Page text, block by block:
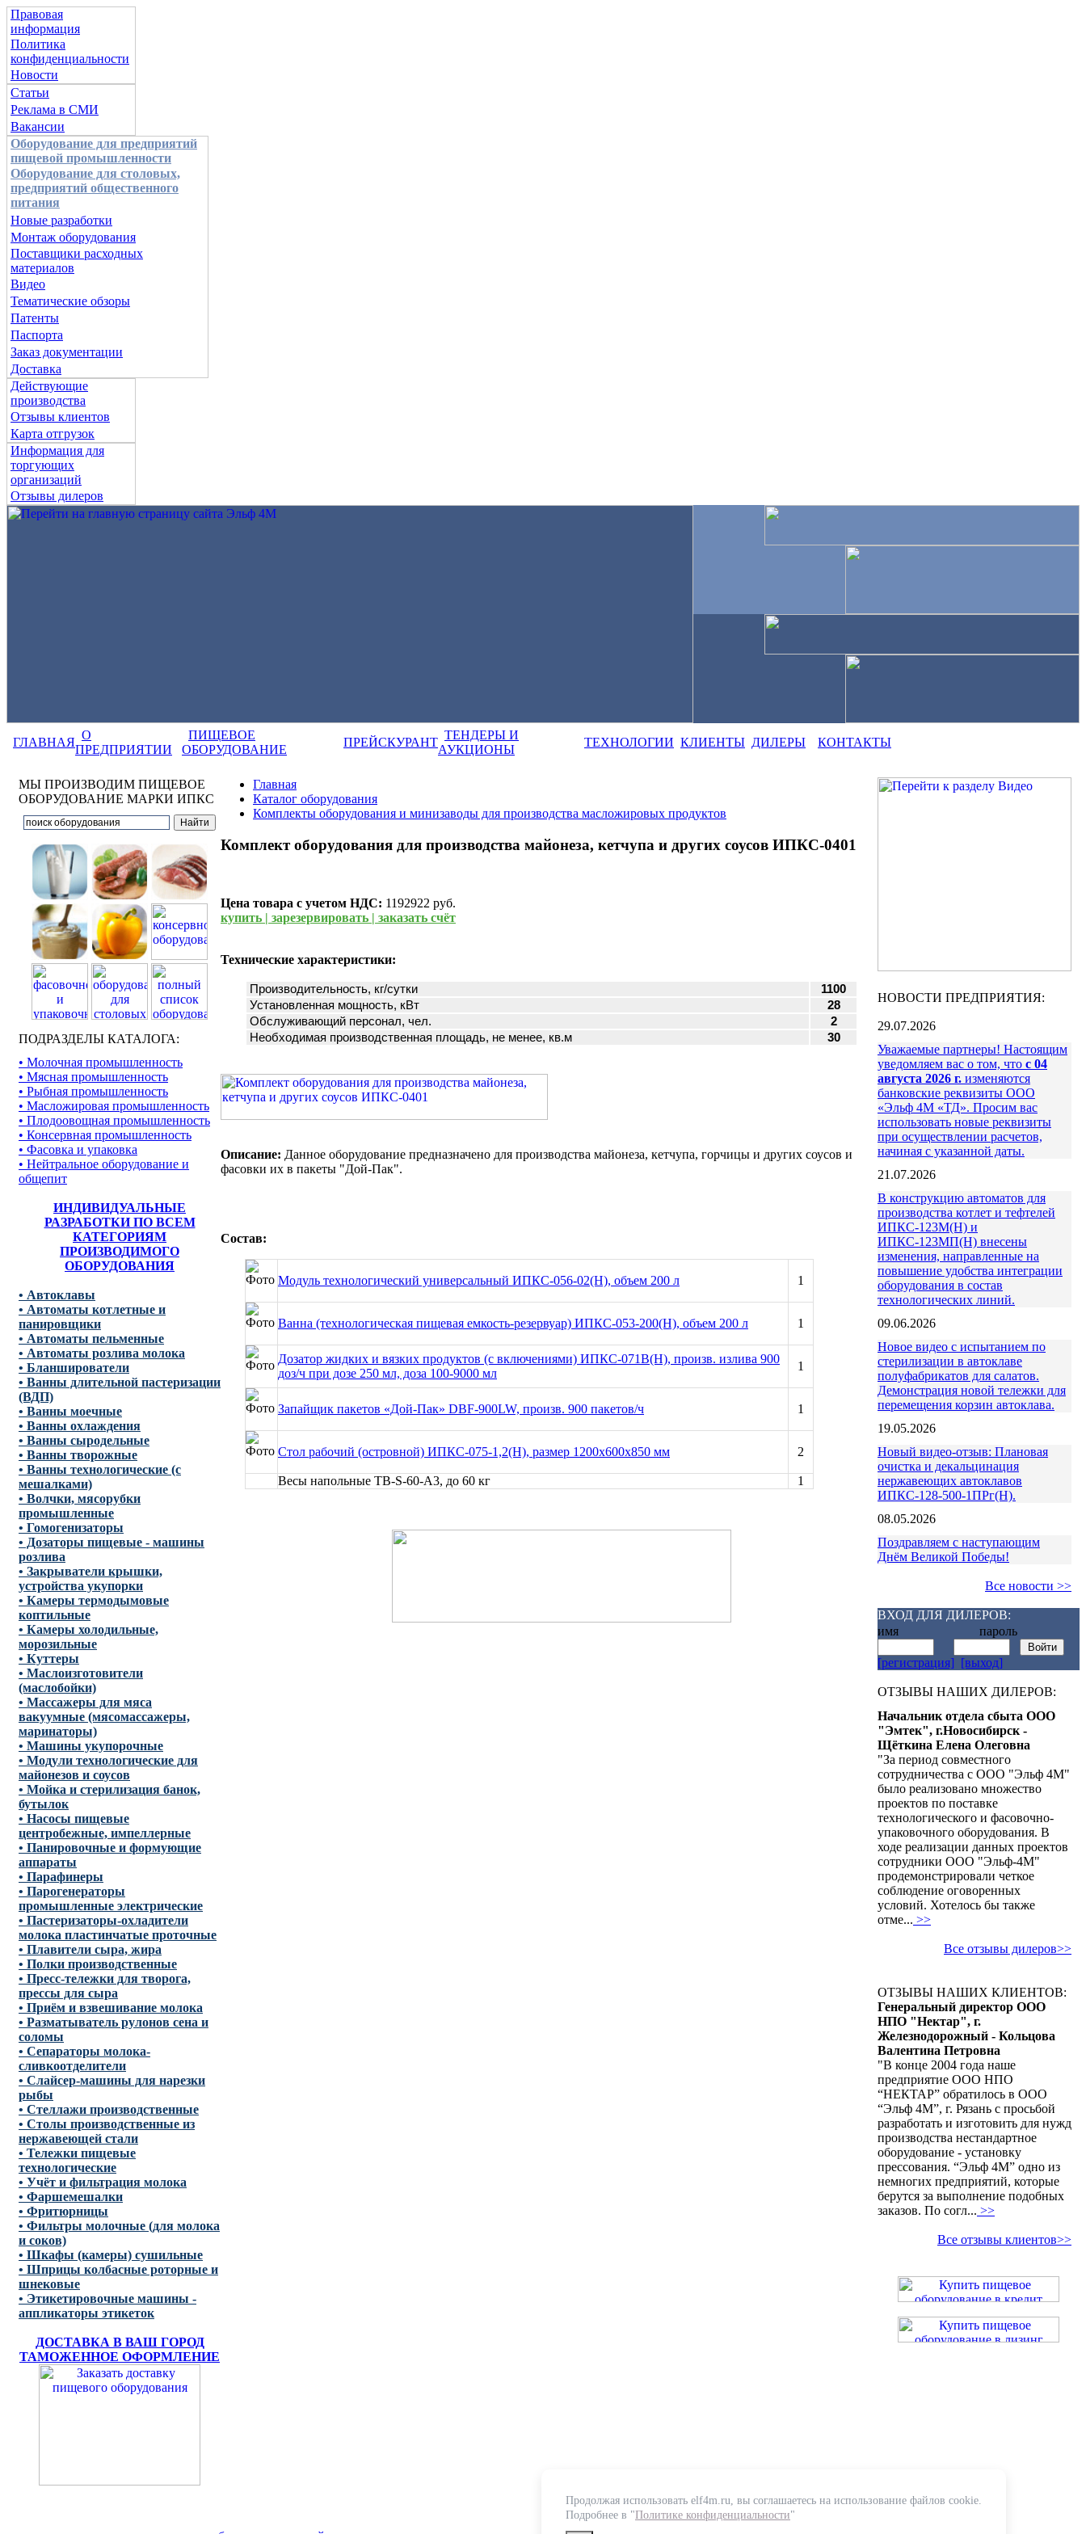
Правовая
информация
Политика
конфиденциальности
Новости
Статьи
Реклама в СМИ
Вакансии
Оборудование для предприятий
пищевой промышленности
Оборудование для столовых,
предприятий общественного
питания
Новые разработки
Монтаж оборудования
Поставщики расходных
материалов
Видео
Тематические обзоры
Патенты
Паспорта
Заказ документации
Доставка
Действующие
производства
Отзывы клиентов
Карта отгрузок
Информация для
торгующих
организаций
Отзывы дилеров
ГЛАВНАЯ
О
ПРЕДПРИЯТИИ
ПИЩЕВОЕ
ОБОРУДОВАНИЕ
ПРЕЙСКУРАНТ
ТЕНДЕРЫ И
АУКЦИОНЫ
ТЕХНОЛОГИИ КЛИЕНТЫ ДИЛЕРЫ КОНТАКТЫ
МЫ ПРОИЗВОДИМ ПИЩЕВОЕ
ОБОРУДОВАНИЕ МАРКИ ИПКС
ПОДРАЗДЕЛЫ КАТАЛОГА:
• Молочная промышленность
• Мясная промышленность
• Рыбная промышленность
• Масложировая промышленность
• Плодоовощная промышленность
• Консервная промышленность
• Фасовка и упаковка
• Нейтральное оборудование и
общепит
ИНДИВИДУАЛЬНЫЕ
РАЗРАБОТКИ ПО ВСЕМ
КАТЕГОРИЯМ
ПРОИЗВОДИМОГО
ОБОРУДОВАНИЯ
• Автоклавы
• Автоматы котлетные и
панировщики
• Автоматы пельменные
• Автоматы розлива молока
• Бланширователи
• Ванны длительной пастеризации
(ВДП)
• Ванны моечные
• Ванны охлаждения
• Ванны сыродельные
• Ванны творожные
• Ванны технологические (с
мешалками)
• Волчки, мясорубки
промышленные
• Гомогенизаторы
• Дозаторы пищевые - машины
розлива
• Закрыватели крышки,
устройства укупорки
• Камеры термодымовые
коптильные
• Камеры холодильные,
морозильные
• Куттеры
• Маслоизготовители
(маслобойки)
• Массажеры для мяса
вакуумные (мясомассажеры,
маринаторы)
• Машины укупорочные
• Модули технологические для
майонезов и соусов
• Мойка и стерилизация банок,
бутылок
• Насосы пищевые
центробежные, импеллерные
• Панировочные и формующие
аппараты
• Парафинеры
• Парогенераторы
промышленные электрические
• Пастеризаторы-охладители
молока пластинчатые проточные
• Плавители сыра, жира
• Полки производственные
• Пресс-тележки для творога,
прессы для сыра
• Приём и взвешивание молока
• Разматыватель рулонов сена и
соломы
• Сепараторы молока-
сливкоотделители
• Слайсер-машины для нарезки
рыбы
• Стеллажи производственные
• Столы производственные из
нержавеющей стали
• Тележки пищевые
технологические
• Учёт и фильтрация молока
• Фаршемешалки
• Фритюрницы
• Фильтры молочные (для молока
и соков)
• Шкафы (камеры) сушильные
• Шприцы колбасные роторные и
шнековые
• Этикетировочные машины -
аппликаторы этикеток
ДОСТАВКА В ВАШ ГОРОД
ТАМОЖЕННОЕ ОФОРМЛЕНИЕ
Главная
Каталог оборудования
Комплекты оборудования и минизаводы для производства масложировых продуктов
Комплект оборудования для производства майонеза, кетчупа и других соусов ИПКС-0401
Цена товара с учетом НДС: 1192922 руб.
купить | зарезервировать | заказать счёт
Технические характеристики:
Производительность, кг/сутки
1100
Установленная мощность, кВт
28
Обслуживающий персонал, чел.
2
Необходимая производственная площадь, не менее, кв.м
30
Описание: Данное оборудование предназначено для производства майонеза, кетчупа, горчицы и других соусов и
фасовки их в пакеты "Дой-Пак".
Состав:
Модуль технологический универсальный ИПКС-056-02(Н), объем 200 л 1
Ванна (технологическая пищевая емкость-резервуар) ИПКС-053-200(Н), объем 200 л 1
Дозатор жидких и вязких продуктов (с включениями) ИПКС-071В(Н), произв. излива 900
доз/ч при дозе 250 мл, доза 100-9000 мл
1
Запайщик пакетов «Дой-Пак» DBF-900LW, произв. 900 пакетов/ч 1
Стол рабочий (островной) ИПКС-075-1,2(Н), размер 1200x600x850 мм 2
Весы напольные TB-S-60-A3, до 60 кг 1
НОВОСТИ ПРЕДПРИЯТИЯ:
29.07.2026
Уважаемые партнеры! Настоящим
уведомляем вас о том, что с 04
августа 2026 г. изменяются
банковские реквизиты ООО
«Эльф 4М «ТД». Просим вас
использовать новые реквизиты
при осуществлении расчетов,
начиная с указанной даты.
21.07.2026
В конструкцию автоматов для
производства котлет и тефтелей
ИПКС-123М(Н) и
ИПКС-123МП(Н) внесены
изменения, направленные на
повышение удобства интеграции
оборудования в состав
технологических линий.
09.06.2026
Новое видео с испытанием по
стерилизации в автоклаве
полуфабрикатов для салатов.
Демонстрация новой тележки для
перемещения корзин автоклава.
19.05.2026
Новый видео-отзыв: Плановая
очистка и декальцинация
нержавеющих автоклавов
ИПКС-128-500-1ПРг(Н).
08.05.2026
Поздравляем с наступающим
Днём Великой Победы!
Все новости >>
ВХОД ДЛЯ ДИЛЕРОВ:
имя пароль
[регистрация] [выход]
ОТЗЫВЫ НАШИХ ДИЛЕРОВ:
Начальник отдела сбыта ООО
"Эмтек", г.Новосибирск -
Щёткина Елена Олеговна
"За период совместного
сотрудничества с ООО "Эльф 4М"
было реализовано множество
проектов по поставке
технологического и фасовочно-
упаковочного оборудования. В
ходе реализации данных проектов
сотрудники ООО "Эльф-4М"
продемонстрировали четкое
соблюдение оговоренных
условий. Хотелось бы также
отме... >>
Все отзывы дилеров>>
ОТЗЫВЫ НАШИХ КЛИЕНТОВ:
Генеральный директор ООО
НПО "Нектар", г.
Железнодорожный - Кольцова
Валентина Петровна
"В конце 2004 года наше
предприятие ООО НПО
“НЕКТАР” обратилось в ООО
“Эльф 4М”, г. Рязань с просьбой
разработать и изготовить для нужд
производства нестандартное
оборудование - установку
прессования. “Эльф 4М” одно из
немногих предприятий, которые
берутся за выполнение подобных
заказов. По согл... >>
Все отзывы клиентов>>
Продолжая использовать elf4m.ru, вы соглашаетесь на использование файлов cookie.
Подробнее в "Политике конфиденциальности"